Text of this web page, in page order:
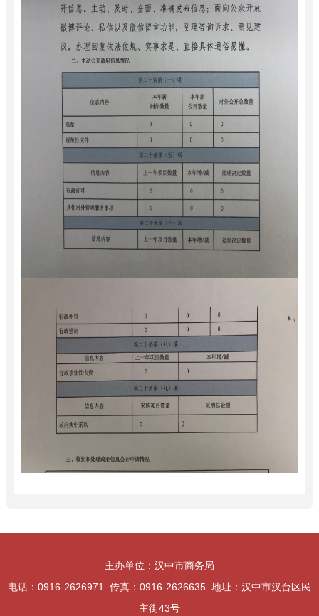
主办单位：汉中市商务局
电话：0916-2626971 传真：0916-2626635 地址：汉中市汉台区民
主街43号